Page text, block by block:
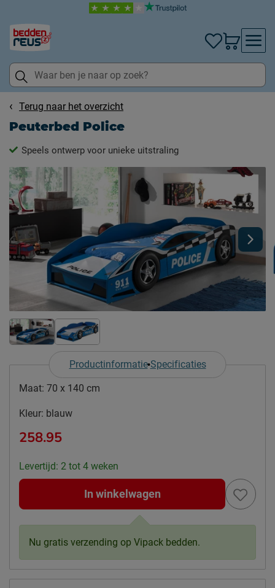
Terug naar het overzicht
Peuterbed Police
Speels ontwerp voor unieke uitstraling
Productinformatie Specificaties
Maat: 70 x 140 cm
Kleur: blauw
258.95
Levertijd: 2 tot 4 weken
In winkelwagen
Nu gratis verzending op Vipack bedden.